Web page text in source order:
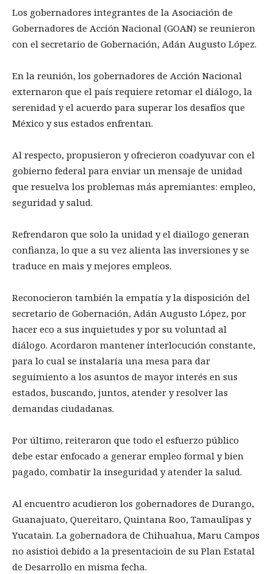
Los gobernadores integrantes de la Asociación de
Gobernadores de Acción Nacional (GOAN) se reunieron
con el secretario de Gobernación, Adán Augusto López.
En la reunión, los gobernadores de Acción Nacional
externaron que el país requiere retomar el diálogo, la
serenidad y el acuerdo para superar los desafíos que
México y sus estados enfrentan.
Al respecto, propusieron y ofrecieron coadyuvar con el
gobierno federal para enviar un mensaje de unidad
que resuelva los problemas más apremiantes: empleo,
seguridad y salud.
Refrendaron que solo la unidad y el diaìlogo generan
confianza, lo que a su vez alienta las inversiones y se
traduce en maìs y mejores empleos.
Reconocieron también la empatía y la disposición del
secretario de Gobernación, Adán Augusto López, por
hacer eco a sus inquietudes y por su voluntad al
diálogo. Acordaron mantener interlocución constante,
para lo cual se instalaría una mesa para dar
seguimiento a los asuntos de mayor interés en sus
estados, buscando, juntos, atender y resolver las
demandas ciudadanas.
Por último, reiteraron que todo el esfuerzo público
debe estar enfocado a generar empleo formal y bien
pagado, combatir la inseguridad y atender la salud.
Al encuentro acudieron los gobernadores de Durango,
Guanajuato, Quereìtaro, Quintana Roo, Tamaulipas y
Yucataìn. La gobernadora de Chihuahua, Maru Campos
no asistioì debido a la presentacioìn de su Plan Estatal
de Desarrollo en misma fecha.